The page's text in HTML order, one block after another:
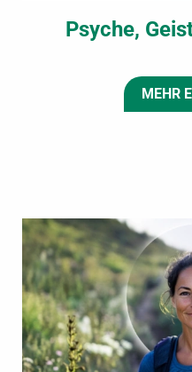
Psyche,
MEHR